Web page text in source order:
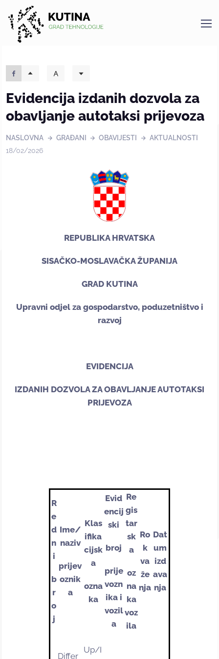
Kutina
Evidencija izdanih dozvola za
obavljanje autotaksi prijevoza
NASLOVNA GRAĐANI OBAVIJESTI
AKTUALNOSTI
18/02/2026
REPUBLIKA HRVATSKA
SISAČKO-MOSLAVAČKA ŽUPANIJA
GRAD KUTINA
Upravni odjel za gospodarstvo, poduzetništvo i
razvoj
EVIDENCIJA
IZDANIH DOZVOLA ZA OBAVLJANJE AUTOTAKSI
PRIJEVOZA
R
e
d
n
i
b
r
o
j
Ime/
naziv
prijev
oznik
a
Klas
ifika
cijsk
a
ozna
ka
Evid
encij
ski
broj
prije
vozn
ika i
vozil
a
Re
gis
tar
sk
a
oz
na
ka
voz
ila
Ro
k
va
že
nja
Dat
um
izd
ava
nja
Differ
Up/I